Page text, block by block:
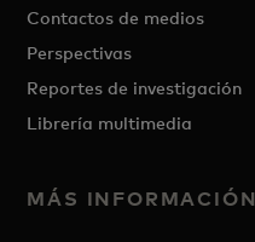
Contactos de medios
Perspectivas
Reportes de investigación
Librería multimedia
MÁS INFORMACIÓN